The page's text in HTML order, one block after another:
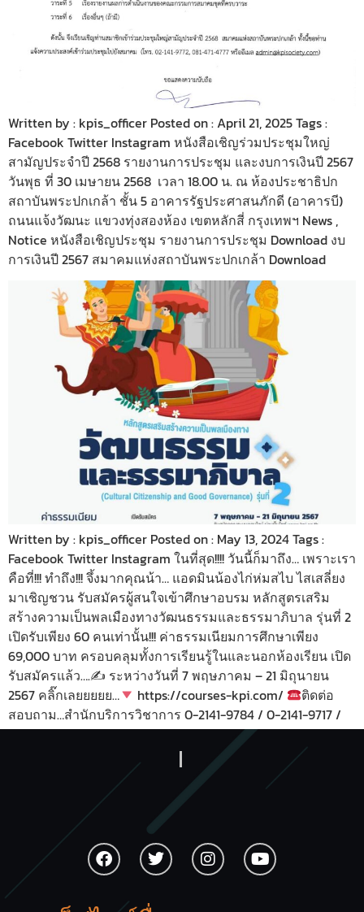
Written by : kpis_officer Posted on : April 21, 2025 Tags :
Facebook Twitter Instagram หนังสือเชิญร่วมประชุมใหญ่
สามัญประจำปี 2568 รายงานการประชุม และงบการเงินปี 2567
วันพุธ ที่ 30 เมษายน 2568 เวลา 18.00 น. ณ ห้องประชาธิปก
สถาบันพระปกเกล้า ชั้น 5 อาคารรัฐประศาสนภักดี (อาคารบี)
ถนนแจ้งวัฒนะ แขวงทุ่งสองห้อง เขตหลักสี่ กรุงเทพฯ News ,
Notice หนังสือเชิญประชุม รายงานการประชุม Download งบ
การเงินปี 2567 สมาคมแห่งสถาบันพระปกเกล้า Download
Written by : kpis_officer Posted on : May 13, 2024 Tags :
Facebook Twitter Instagram ในที่สุด!!!! วันนี้ก็มาถึง… เพราะเรา
คือที่!!! ทำถึง!!! จึ้งมากคุณน้า… แอดมินน้องไก่ห่มสไบ ไสเสลี่ยง
มาเชิญชวน รับสมัครผู้สนใจเข้าศึกษาอบรม หลักสูตรเสริม
สร้างความเป็นพลเมืองทางวัฒนธรรมและธรรมาภิบาล รุ่นที่ 2
เปิดรับเพียง 60 คนเท่านั้น!!! ค่าธรรมเนียมการศึกษาเพียง
69,000 บาท ครอบคลุมทั้งการเรียนรู้ในและนอกห้องเรียน เปิด
รับสมัครแล้ว….✍ ระหว่างวันที่ 7 พฤษภาคม – 21 มิถุนายน
2567 คลิ๊กเลยยยยย…
https://courses-kpi.com/
ติดต่อ
สอบถาม…สำนักบริการวิชาการ 0-2141-9784 / 0-2141-9717 /
0-2141-9697 News , Notice